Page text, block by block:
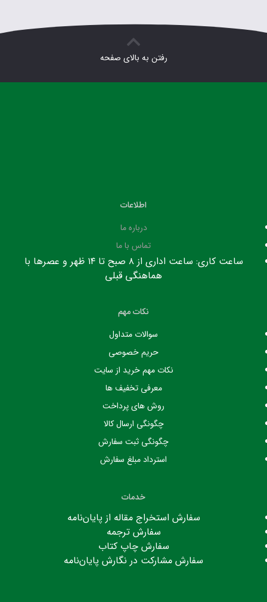
رفتن به بالای صفحه
اطلاعات
درباره ما
تماس با ما
ساعت کاری: ساعت اداری از ۸ صبح تا ۱۴ ظهر و عصرها با
هماهنگی قبلی
نکات مهم
سوالات متداول
حریم خصوصی
نکات مهم خرید از سایت
معرفی تخفیف ها
روش های پرداخت
چگونگی ارسال کالا
چگونگی ثبت سفارش
استرداد مبلغ سفارش
خدمات
سفارش استخراج مقاله از پایان‌نامه
سفارش ترجمه
سفارش چاپ کتاب
سفارش مشارکت در نگارش پایان‌نامه